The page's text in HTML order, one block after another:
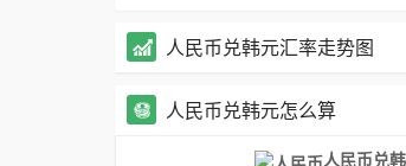
人民币兑韩元汇率走势图
人民币兑韩元怎么算
人民币兑